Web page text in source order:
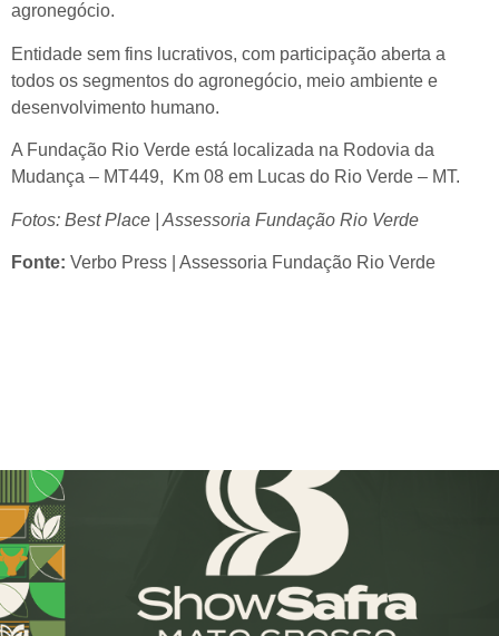
agronegócio.
Entidade sem fins lucrativos, com participação aberta a
todos os segmentos do agronegócio, meio ambiente e
desenvolvimento humano.
A Fundação Rio Verde está localizada na Rodovia da
Mudança – MT449, Km 08 em Lucas do Rio Verde – MT.
Fotos: Best Place | Assessoria Fundação Rio Verde
Fonte: Verbo Press | Assessoria Fundação Rio Verde